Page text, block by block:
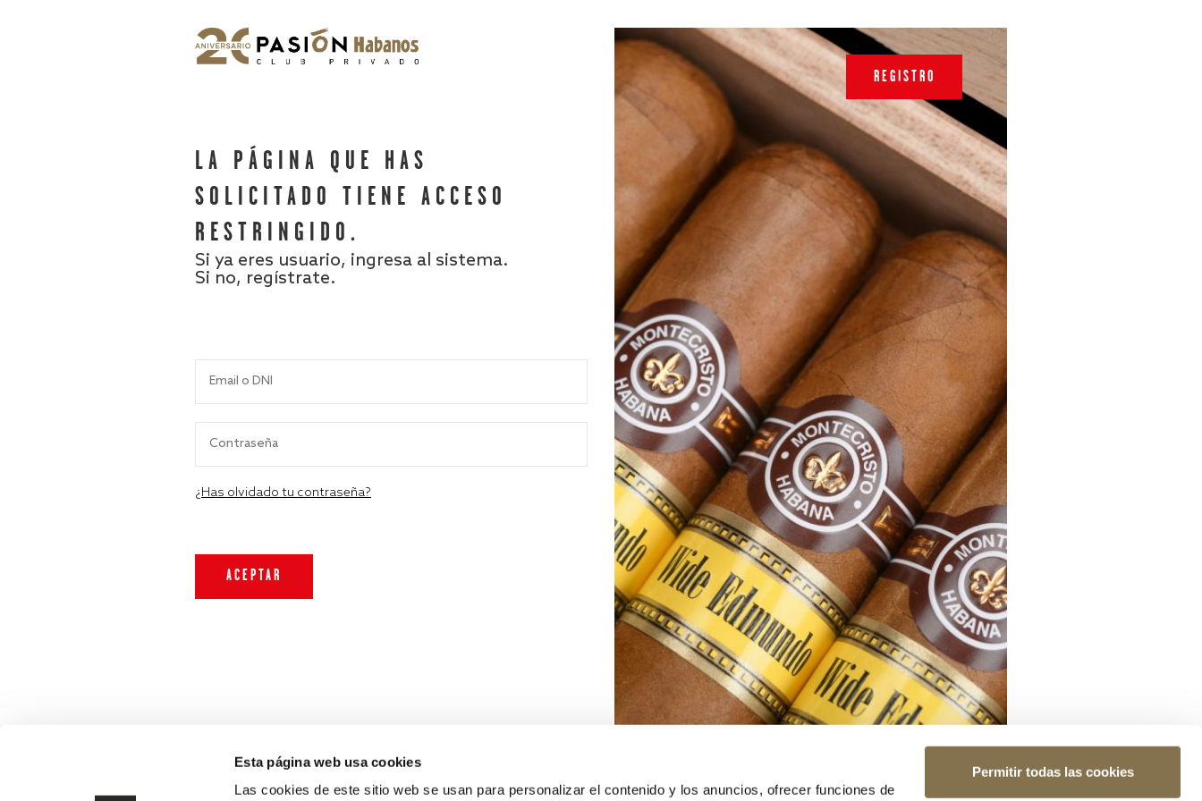
Esta página web usa cookies
Las cookies de este sitio web se usan para personalizar el contenido y los anuncios, ofrecer funciones de
Permitir todas las cookies
LA PÁGINA QUE HAS
SOLICITADO TIENE ACCESO
RESTRINGIDO.
Si ya eres usuario, ingresa al sistema.
Si no, regístrate.
¿Has olvidado tu contraseña?
REGISTRO